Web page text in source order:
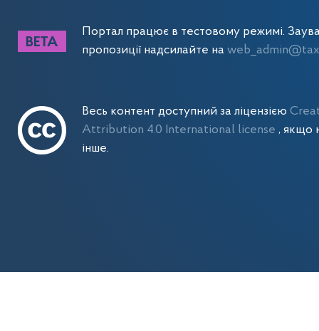
Портал працює в тестовому режимі.
пропозиції надсилайте на
Весь контент доступний за ліцензією
Attribution 4.0 International license , якщо
інше.